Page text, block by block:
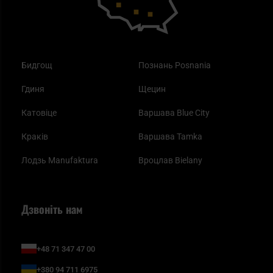
Бидгощ
Гдиня
Катовіце
Краків
Лодзь Manufaktura
Познань Posnania
Щецин
Варшава Blue City
Варшава Tamka
Вроцлав Bielany
Дзвоніть нам
+48 71 347 47 00
+380 94 711 6975